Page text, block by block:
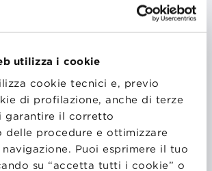
utilizza i cookie
cookie tecnici e, previo
di profilazione, anche di terze
garantire il corretto
delle procedure e ottimizzare
navigazione. Puoi esprimere il tuo
su “accetta tutti i cookie” o
Rugby